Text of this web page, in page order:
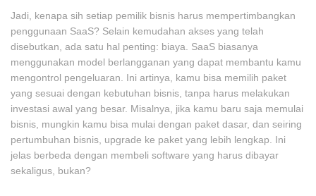
Jadi, kenapa sih setiap pemilik bisnis harus mempertimbangkan
penggunaan SaaS? Selain kemudahan akses yang telah
disebutkan, ada satu hal penting: biaya. SaaS biasanya
menggunakan model berlangganan yang dapat membantu kamu
mengontrol pengeluaran. Ini artinya, kamu bisa memilih paket
yang sesuai dengan kebutuhan bisnis, tanpa harus melakukan
investasi awal yang besar. Misalnya, jika kamu baru saja memulai
bisnis, mungkin kamu bisa mulai dengan paket dasar, dan seiring
pertumbuhan bisnis, upgrade ke paket yang lebih lengkap. Ini
jelas berbeda dengan membeli software yang harus dibayar
sekaligus, bukan?